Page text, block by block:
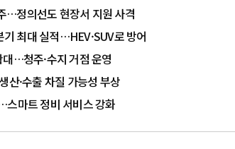
…정의선도 현장서 지원 사격
최대 실적…HEV·SUV로 방어
…청주·수지 거점 운영
·수출 차질 가능성 부상
마트 정비 서비스 강화